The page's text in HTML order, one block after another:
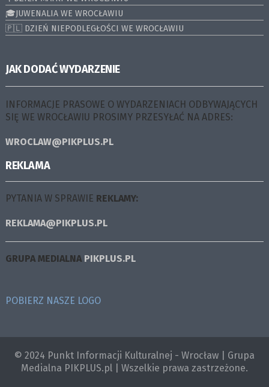
🎓JUWENALIA WE WROCŁAWIU
🇵🇱 DZIEŃ NIEPODLEGŁOŚCI WE WROCŁAWIU
JAK DODAĆ WYDARZENIE
INFORMACJE PRASOWE O WYDARZENIACH ODBYWAJĄCYCH
SIĘ WE WROCŁAWIU PROSIMY PRZESYŁAĆ NA ADRES:
WROCLAW@PIKPLUS.PL
REKLAMA
PYTANIA W SPRAWIE REKLAMY:
REKLAMA@PIKPLUS.PL
GRUPA MEDIALNA PIKPLUS.PL
POBIERZ NASZE LOGO
© 2024 Punkt Informacji Kulturalnej - Wrocław | Grupa
Medialna PIKPLUS.pl | Wszelkie prawa zastrzeżone.